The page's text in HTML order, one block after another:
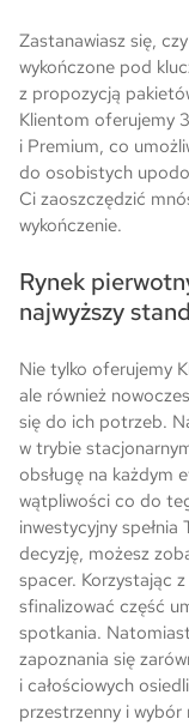
Zastanawiasz się,
wykończone pod
z propozycją
Klientom oferujemy
i Premium, co
do osobistych
Ci zaoszczędzić
wykończenie.
Rynek
najwyższy
Nie tylko oferujemy
ale również
się do ich potrzeb.
w trybie
obsługę na każdym
wątpliwości co do
inwestycyjny
decyzję, możesz
spacer. Korzystając
sfinalizować część
spotkania.
zapoznania się
i całościowych
przestrzenny i wybór